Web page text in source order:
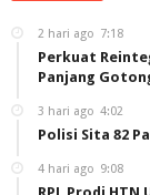
2 hari ago 7:18
Perkuat
Panjang
3 hari ago 4:02
Polisi Sita 82
4 hari ago 9:08